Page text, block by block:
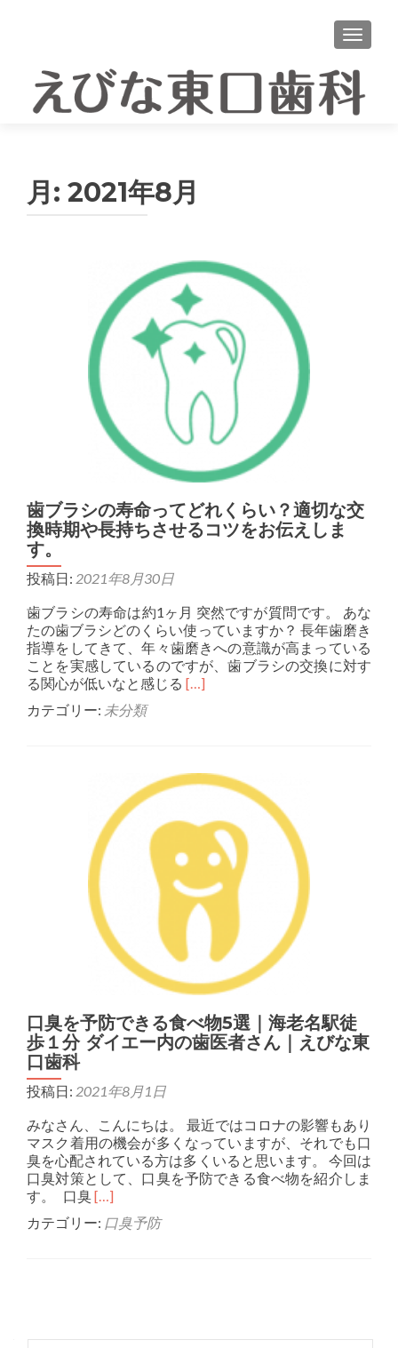
ナビゲ
月: 2021年8月
歯ブラシの寿命ってどれくらい？適切な交
換時期や長持ちさせるコツをお伝えしま
す。
投稿日: 2021年8月30日
歯ブラシの寿命は約1ヶ月 突然ですが質問です。 あな
たの歯ブラシどのくらい使っていますか？ 長年歯磨き
指導をしてきて、年々歯磨きへの意識が高まっている
ことを実感しているのですが、歯ブラシの交換に対す
る関心が低いなと感じる Read more about 歯ブラシの寿
[…]
カテゴリー: 未分類
口臭を予防できる食べ物5選｜海老名駅徒
歩１分 ダイエー内の歯医者さん｜えびな東
口歯科
投稿日: 2021年8月1日
みなさん、こんにちは。 最近ではコロナの影響もあり
マスク着用の機会が多くなっていますが、それでも口
臭を心配されている方は多くいると思います。 今回は
口臭対策として、口臭を予防できる食べ物を紹介しま
す。 口臭Read more about 口臭を予防できる食べ物5選
[…]
カテゴリー: 口臭予防
navigation